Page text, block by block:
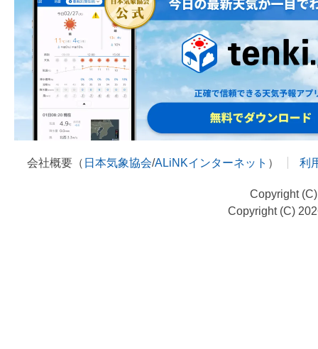
会社概要（ 日本気象協会/ALiNKインターネット ） 利
Copyright
Copyright (C)